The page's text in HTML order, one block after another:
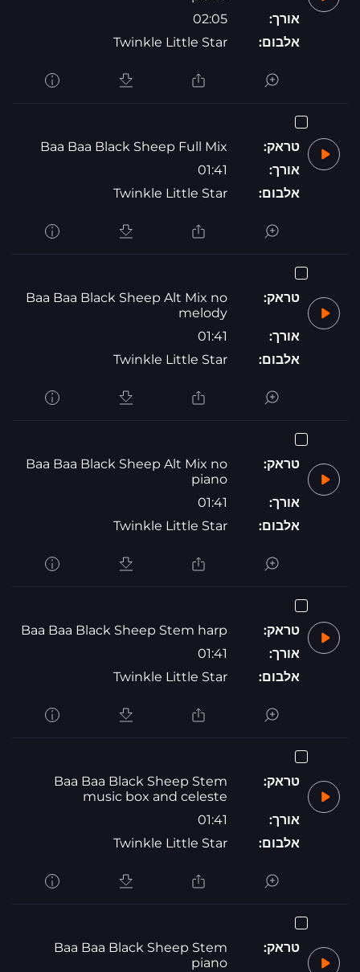
אורך:
02:05
אלבום:
Twinkle Little Star
טראק:
Baa Baa Black Sheep Full Mix
אורך:
01:41
אלבום:
Twinkle Little Star
טראק:
Baa Baa Black Sheep Alt Mix no
melody
אורך:
01:41
אלבום:
Twinkle Little Star
טראק:
Baa Baa Black Sheep Alt Mix no
piano
אורך:
01:41
אלבום:
Twinkle Little Star
טראק:
Baa Baa Black Sheep Stem harp
אורך:
01:41
אלבום:
Twinkle Little Star
טראק:
Baa Baa Black Sheep Stem
music box and celeste
אורך:
01:41
אלבום:
Twinkle Little Star
טראק:
Baa Baa Black Sheep Stem
piano